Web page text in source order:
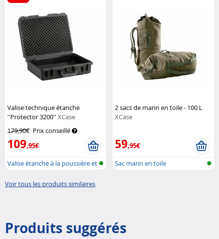
Valise technique étanche
''Protector 3200'' XCase
179,90€ Prix conseillé
109,95€
Valise étanche à la poussière et
2 sacs de marin en toile - 100 L
XCase
59,95€
Sac marin en toile
Voir tous les produits similaires
Produits suggérés